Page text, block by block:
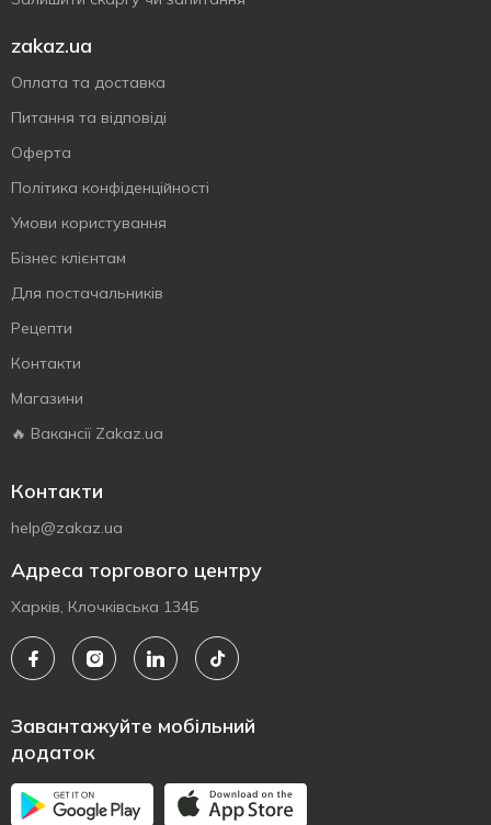
zakaz.ua
Оплата та доставка
Питання та відповіді
Оферта
Політика конфіденційності
Умови користування
Бізнес клієнтам
Для постачальників
Рецепти
Контакти
Магазини
🔥 Вакансії Zakaz.ua
Контакти
help@zakaz.ua
Адреса торгового центру
Харків, Клочківська 134Б
Завантажуйте мобільний
додаток